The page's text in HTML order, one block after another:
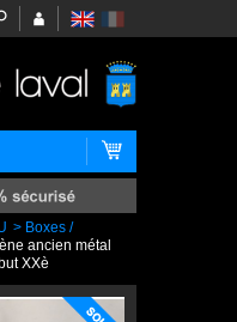
> Boxes /
ancien métal
XXè